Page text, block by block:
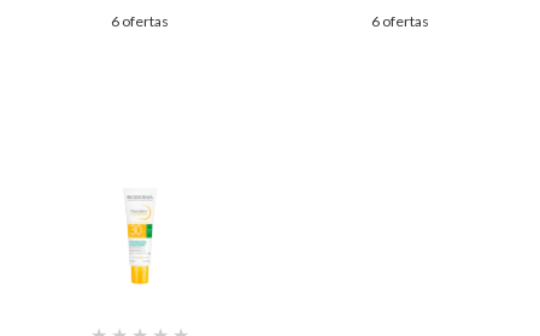
6 ofertas 6 ofertas